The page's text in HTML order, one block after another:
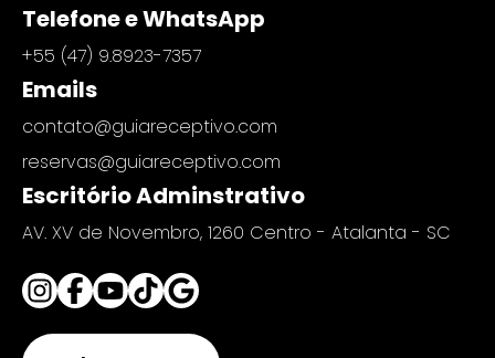
Telefone e WhatsApp
+55 (47) 9.8923-7357
Emails
contato@guiareceptivo.com
reservas@guiareceptivo.com
Escritório Adminstrativo
AV. XV de Novembro, 1260 Centro - Atalanta - SC